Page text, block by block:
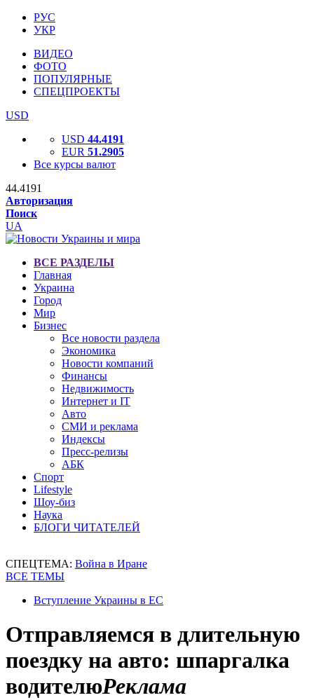
РУС
УКР
ВИДЕО
ФОТО
ПОПУЛЯРНЫЕ
СПЕЦПРОЕКТЫ
USD
USD 44.4191
EUR 51.2905
Все курсы валют
44.4191
Авторизация
Поиск
UA
ВСЕ РАЗДЕЛЫ
Главная
Украина
Город
Мир
Бизнес
Все новости раздела
Экономика
Новости компаний
Финансы
Недвижимость
Интернет и IT
Авто
СМИ и реклама
Индексы
Пресс-релизы
АБК
Спорт
Lifestyle
Шоу-биз
Наука
БЛОГИ ЧИТАТЕЛЕЙ
СПЕЦТЕМА: Война в Иране
ВСЕ ТЕМЫ
Вступление Украины в ЕС
Отправляемся в длительную
поездку на авто: шпаргалка
водителюРеклама